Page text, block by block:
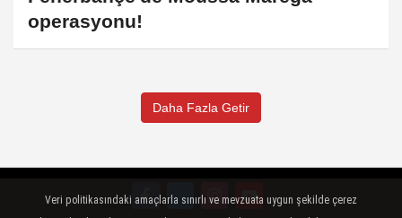
operasyonu!
Daha Fazla Getir
Veri politikasındaki amaçlarla sınırlı ve mevzuata uygun şekilde çerez